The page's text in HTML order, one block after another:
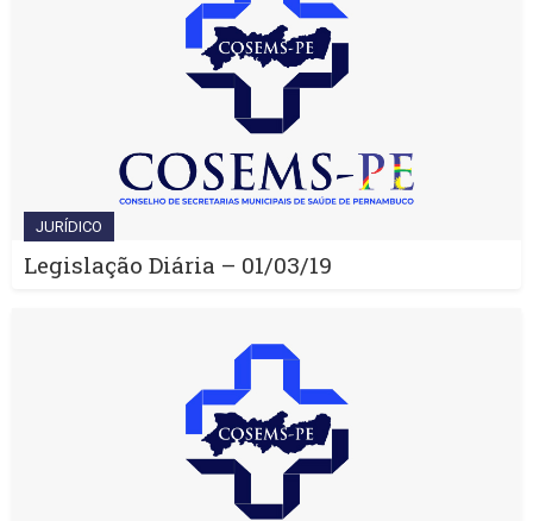
JURÍDICO
Legislação Diária – 01/03/19